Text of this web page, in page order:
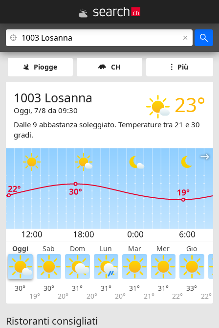
Piogge CH Più
23°
1003 Losanna
Oggi, 7/8 da 09:30
Dalle 9 abbastanza soleggiato. Temperature tra 21 e 30
gradi.
Oggi Sab Dom Lun Mar Mer Gio
30°
19°
30°
20°
31°
20°
31°
20°
31°
21°
31°
22°
33°
22°
Ristoranti consigliati